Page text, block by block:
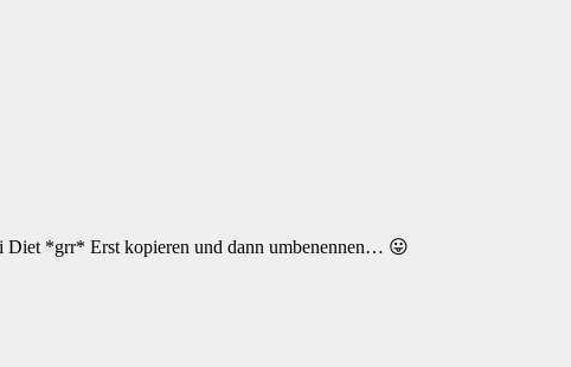
Diet *grr* Erst kopieren und dann umbenennen… 😛